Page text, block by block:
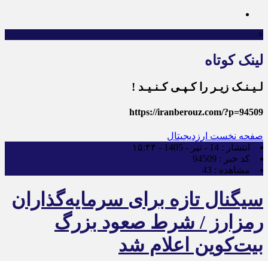
×
لینک کوتاه
لـیـنـک زیـر را کـپـی کـنـیـد !
https://iranberouz.com/?p=94509
صفحه نخست ارزدیجیتال
انتشار : 14 - تیر - 1405 - ۱۵:۴۴
کد خبر : 94509
مشاهده : 43
سیگنال تازه برای سرمایه‌گذاران
رمزارز / شرط صعود بزرگ
بیت‌کوین اعلام شد